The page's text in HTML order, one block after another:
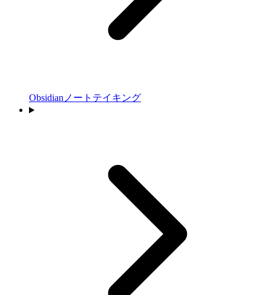
Obsidianノートテイキング